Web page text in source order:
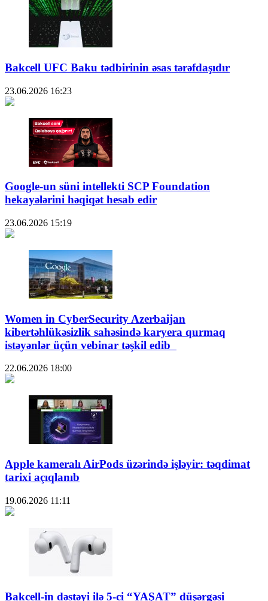
Bakcell UFC Baku tədbirinin əsas tərəfdaşıdır
23.06.2026 16:23
Google-un süni intellekti SCP Foundation
hekayələrini həqiqət hesab edir
23.06.2026 15:19
Women in CyberSecurity Azerbaijan
kibertəhlükəsizlik sahəsində karyera qurmaq
istəyənlər üçün vebinar təşkil edib
22.06.2026 18:00
Apple kameralı AirPods üzərində işləyir: təqdimat
tarixi açıqlanıb
19.06.2026 11:11
Bakcell-in dəstəyi ilə 5-ci “YAŞAT” düşərgəsi